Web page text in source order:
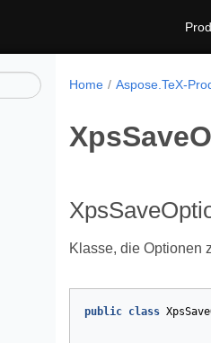
Home Aspose.TeX-
Klasse, die Optionen
public class